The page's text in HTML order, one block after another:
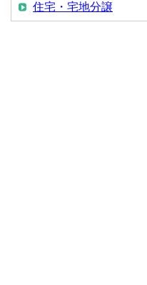
住宅・宅地分譲